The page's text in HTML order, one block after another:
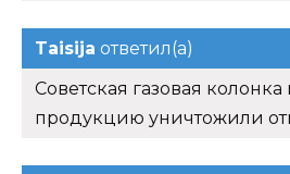
Taisija ответил(а)
Советская газовая колонка
продукцию уничтожили